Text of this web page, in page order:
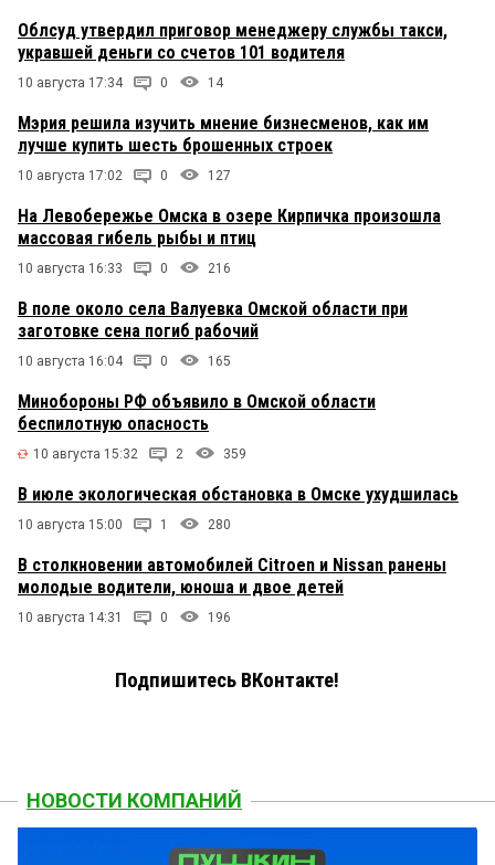
Облсуд утвердил приговор менеджеру службы такси,
укравшей деньги со счетов 101 водителя
10 августа 17:34 0 14
Мэрия решила изучить мнение бизнесменов, как им
лучше купить шесть брошенных строек
10 августа 17:02 0 127
На Левобережье Омска в озере Кирпичка произошла
массовая гибель рыбы и птиц
10 августа 16:33 0 216
В поле около села Валуевка Омской области при
заготовке сена погиб рабочий
10 августа 16:04 0 165
Минобороны РФ объявило в Омской области
беспилотную опасность
10 августа 15:32 2 359
В июле экологическая обстановка в Омске ухудшилась
10 августа 15:00 1 280
В столкновении автомобилей Citroen и Nissan ранены
молодые водители, юноша и двое детей
10 августа 14:31 0 196
Подпишитесь ВКонтакте!
НОВОСТИ КОМПАНИЙ